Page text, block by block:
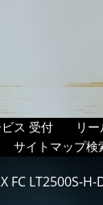
ス 受付
リ
サイトマップ検
LT2500S-